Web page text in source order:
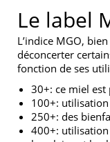
Le label
L’indice MGO,
déconcerter
fonction de ses
30+: ce miel
100+:
250+: des
400+: utilisation